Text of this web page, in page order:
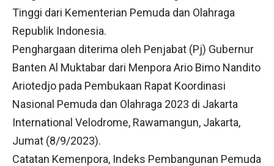
Tinggi dari Kementerian Pemuda dan Olahraga
Republik Indonesia.
Penghargaan diterima oleh Penjabat (Pj) Gubernur
Banten Al Muktabar dari Menpora Ario Bimo Nandito
Ariotedjo pada Pembukaan Rapat Koordinasi
Nasional Pemuda dan Olahraga 2023 di Jakarta
International Velodrome, Rawamangun, Jakarta,
Jumat (8/9/2023).
Catatan Kemenpora, Indeks Pembangunan Pemuda